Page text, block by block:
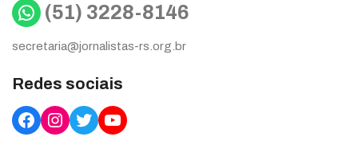
WhatsApp
(51) 3228-8146
secretaria@jornalistas-rs.org.br
Redes sociais
Facebook
Instagram
TwitterYouTube